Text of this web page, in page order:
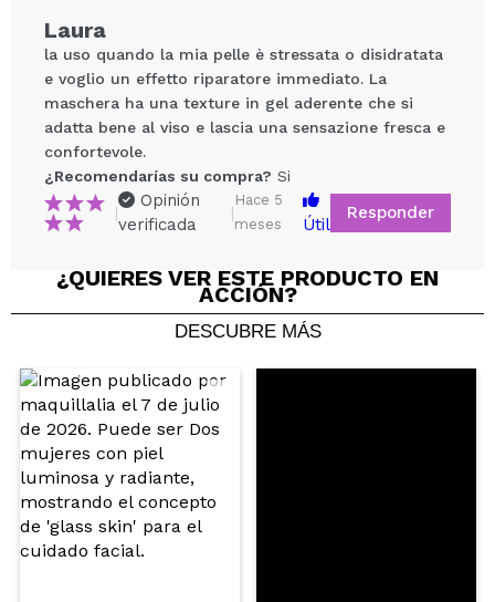
Compartir un vídeo o una foto
¿Recomendarías su compra?
ENVIAR
Laura
la uso quando la mia pelle è stressata o disidratata
e voglio un effetto riparatore immediato. La
maschera ha una texture in gel aderente che si
adatta bene al viso e lascia una sensazione fresca e
confortevole.
¿Recomendarías su compra? Si
|
Opinión
verificada
|
Hace 5
meses
Útil
Responder
¿QUIERES VER ESTE PRODUCTO EN
ACCIÓN?
DESCUBRE MÁS